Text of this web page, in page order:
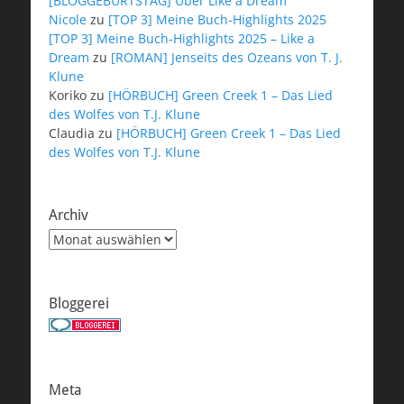
Nicole zu [TOP 3] Meine Buch-Highlights 2025
[TOP 3] Meine Buch-Highlights 2025 – Like a
Dream zu [ROMAN] Jenseits des Ozeans von T. J.
Klune
Koriko zu [HÖRBUCH] Green Creek 1 – Das Lied
des Wolfes von T.J. Klune
Claudia zu [HÖRBUCH] Green Creek 1 – Das Lied
des Wolfes von T.J. Klune
Archiv
Archiv
Bloggerei
Meta